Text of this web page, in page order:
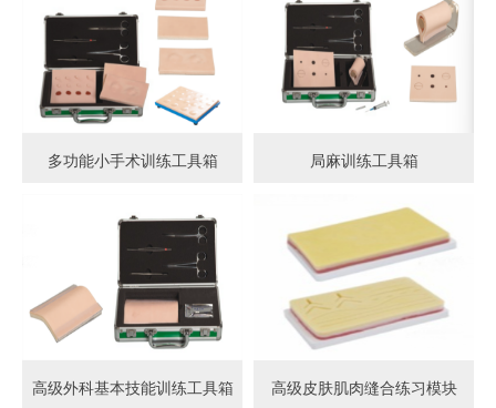
多功能小手术训练工具箱 局麻训练工具箱
高级外科基本技能训练工具箱 高级皮肤肌肉缝合练习模块